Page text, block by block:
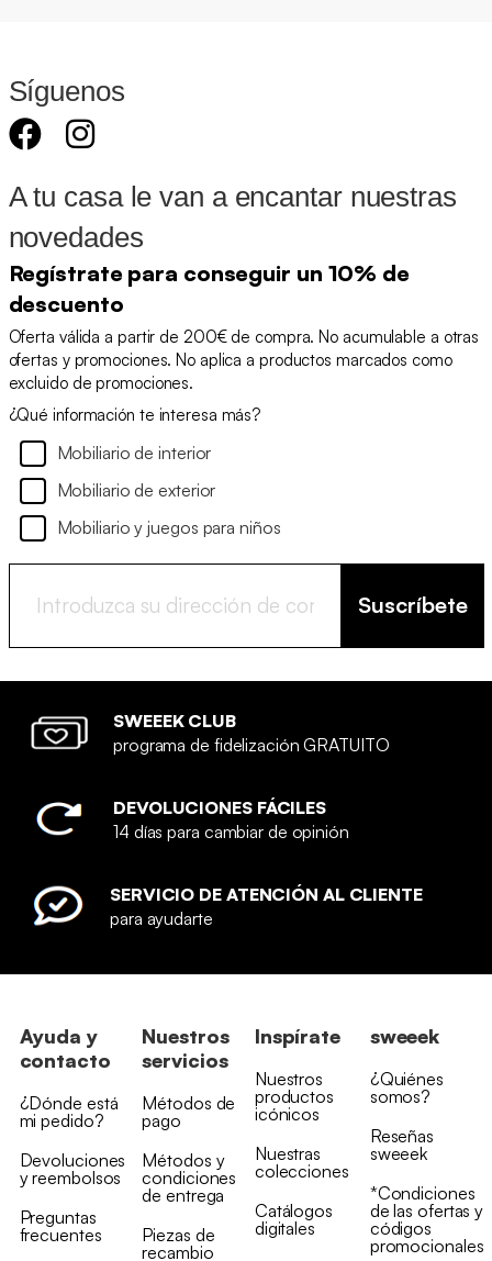
Síguenos
A tu casa le van a encantar nuestras
novedades
Regístrate para conseguir un 10% de
descuento
Oferta válida a partir de 200€ de compra. No acumulable a otras
ofertas y promociones. No aplica a productos marcados como
excluido de promociones.
¿Qué información te interesa más?
Mobiliario de interior
Mobiliario de exterior
Mobiliario y juegos para niños
Suscríbete
SWEEEK CLUB
programa de fidelización GRATUITO
DEVOLUCIONES FÁCILES
14 días para cambiar de opinión
SERVICIO DE ATENCIÓN AL CLIENTE
para ayudarte
Ayuda y
contacto
¿Dónde está
mi pedido?
Devoluciones
y reembolsos
Preguntas
frecuentes
Nuestros
servicios
Métodos de
pago
Métodos y
condiciones
de entrega
Piezas de
recambio
Inspírate
Nuestros
productos
icónicos
Nuestras
colecciones
Catálogos
digitales
sweeek
¿Quiénes
somos?
Reseñas
sweeek
*Condiciones
de las ofertas y
códigos
promocionales